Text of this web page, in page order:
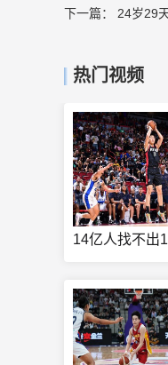
下一篇： 24岁29
热门视频